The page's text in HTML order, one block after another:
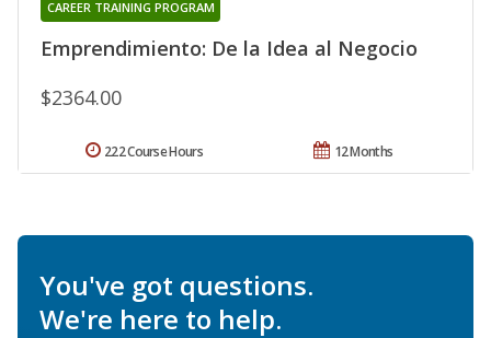
Emprendimiento: De la Idea al Negocio
CAREER TRAINING PROGRAM
$2364.00
12 Months
222 Course Hours
You've got questions.
We're here to help.